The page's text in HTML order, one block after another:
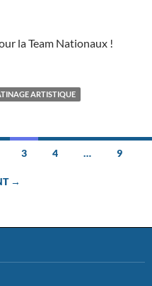
la Team Nationaux !
ARTISTIQUE
3 4 … 9
→